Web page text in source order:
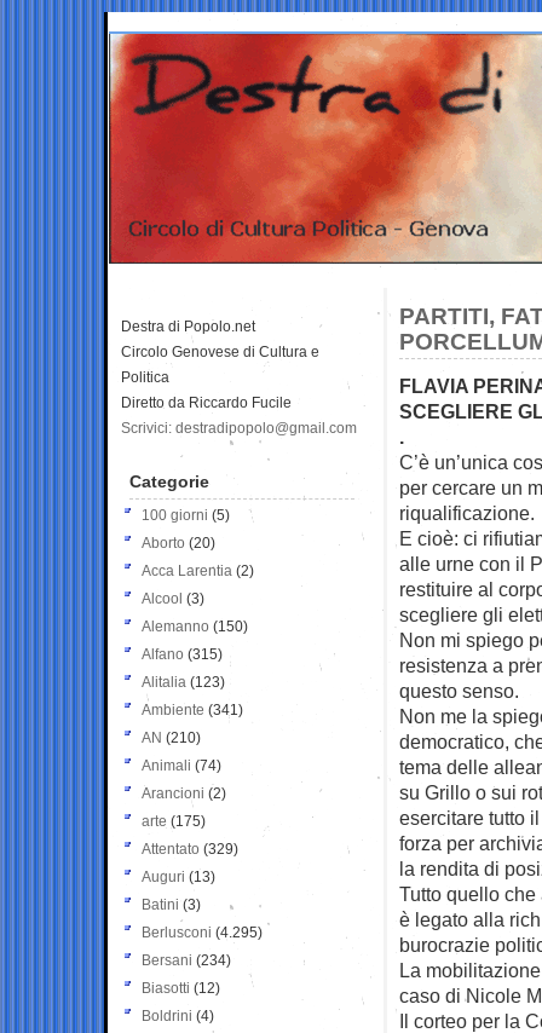
PARTITI,
FLAVIA
SCEGLIERE
.
C’è un’unica
per cercare un
riqualificazione.
E cioè: ci
alle urne con il
restituire al
scegliere gli
Non mi spiego
resistenza a
questo senso.
Non me la
democratico,
tema delle
su Grillo o sui
esercitare tutto
forza per
la rendita di
Tutto quello
è legato alla
burocrazie
La
caso di Nicole
Il corteo per la
Destra di Popolo.net
Circolo Genovese di Cultura e
Politica
Diretto da Riccardo Fucile
Scrivici: destradipopolo@gmail.com
Categorie
100 giorni (5)
Aborto (20)
Acca Larentia (2)
Alcool (3)
Alemanno (150)
Alfano (315)
Alitalia (123)
Ambiente (341)
AN (210)
Animali (74)
Arancioni (2)
arte (175)
Attentato (329)
Auguri (13)
Batini (3)
Berlusconi (4.295)
Bersani (234)
Biasotti (12)
Boldrini (4)